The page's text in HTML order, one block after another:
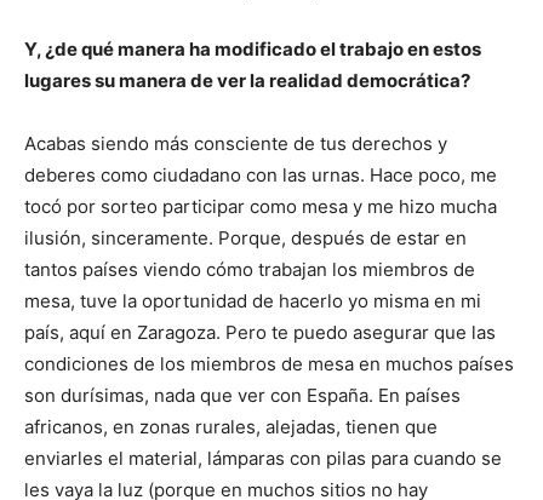
Y, ¿de qué manera ha modificado el trabajo en estos
lugares su manera de ver la realidad democrática?
Acabas siendo más consciente de tus derechos y
deberes como ciudadano con las urnas. Hace poco, me
tocó por sorteo participar como mesa y me hizo mucha
ilusión, sinceramente. Porque, después de estar en
tantos países viendo cómo trabajan los miembros de
mesa, tuve la oportunidad de hacerlo yo misma en mi
país, aquí en Zaragoza. Pero te puedo asegurar que las
condiciones de los miembros de mesa en muchos países
son durísimas, nada que ver con España. En países
africanos, en zonas rurales, alejadas, tienen que
enviarles el material, lámparas con pilas para cuando se
les vaya la luz (porque en muchos sitios no hay